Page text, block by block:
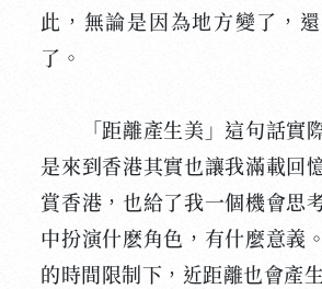
此，無論是因為地方變了，
了。
「距離產生美」這句話實
是來到香港其實也讓我滿載回
賞香港，也給了我一個機會思
中扮演什麽角色，有什麼意義
的時間限制下，近距離也會產